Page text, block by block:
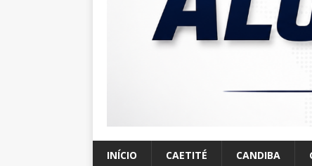
INÍCIO CAETITÉ CANDIBA